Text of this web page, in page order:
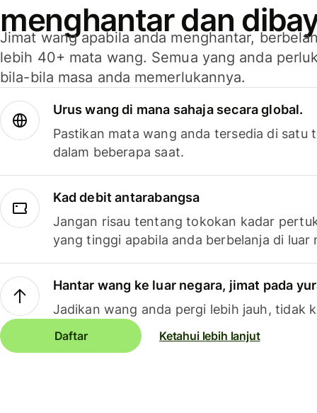
menghantar dan
Jimat wang apabila anda menghantar,
lebih 40+ mata wang. Semua yang anda
bila-bila masa anda memerlukannya.
Urus wang di mana sahaja secara global.
Pastikan mata wang anda tersedia di satu
dalam beberapa saat.
Kad debit antarabangsa
Jangan risau tentang tokokan kadar
yang tinggi apabila anda berbelanja di luar
Hantar wang ke luar negara, jimat pada
Jadikan wang anda pergi lebih jauh, tidak
Daftar Ketahui lebih lanjut